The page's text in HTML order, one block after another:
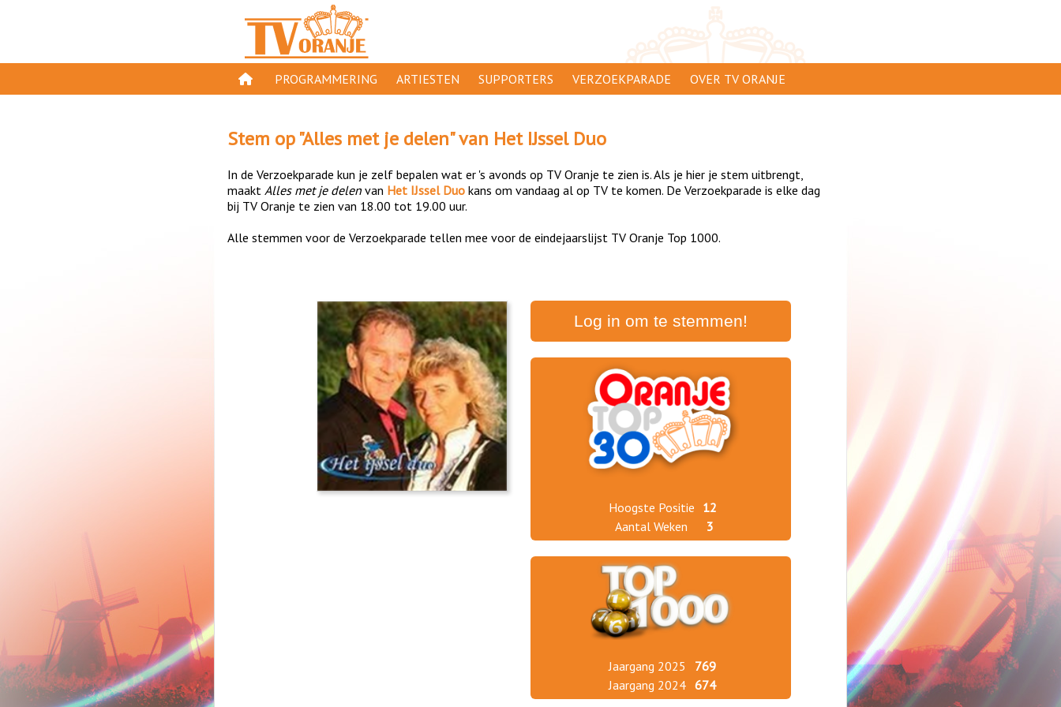
PROGRAMMERING
GESPEELD OP TV ORANJE
ORANJE KROON
TV ORANJE TOP 1000
11 VAN ORANJE
ARTIESTEN SUPPORTERS
AANMELDEN
VERZOEKPARADE OVER TV ORANJE
ADVERTEREN
PRIVACY
Stem op "Alles met je delen" van Het IJssel Duo
In de Verzoekparade kun je zelf bepalen wat er 's avonds op TV Oranje te zien is. Als je hier je stem uitbrengt,
maakt Alles met je delen van Het IJssel Duo kans om vandaag al op TV te komen. De Verzoekparade is elke dag
bij TV Oranje te zien van 18.00 tot 19.00 uur.
Alle stemmen voor de Verzoekparade tellen mee voor de eindejaarslijst TV Oranje Top 1000.
Log in om te stemmen!
Hoogste Positie 12
Aantal Weken
3
Jaargang 2025
769
Jaargang 2024 674